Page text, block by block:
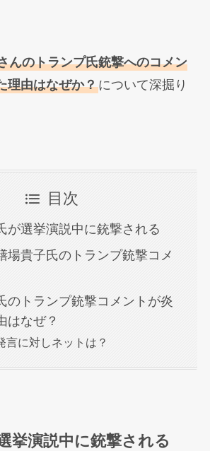
んのトランプ氏銃撃へのコメン
理由はなぜか？について深掘り
目次
が選挙演説中に銃撃される
場貴子氏のトランプ銃撃コメ
のトランプ銃撃コメントが炎
はなぜ？
言に対しネットは？
挙演説中に銃撃される